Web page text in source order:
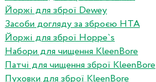
Йоржі для зброї Dewey
Засоби догляду за зброєю HTA
Йоржі для зброї Hoppe`s
Набори для чищення KleenBore
Патчі для чищення зброї KleenBore
Пуховки для зброї KleenBore